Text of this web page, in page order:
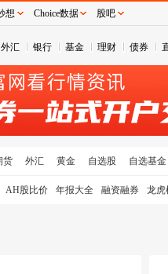
外汇 银行 基金 理财 债券
货 外汇 黄金 自选股 自选基金
AH股比价 年报大全 融资融券 龙虎
想 Choice数据 股吧